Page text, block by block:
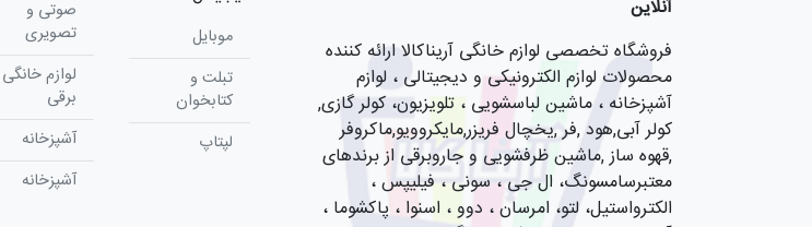
آنلاین
فروشگاه تخصصی لوازم خانگی آریناکالا ارائه کننده
محصولات لوازم الکترونیکی و دیجیتالی ، لوازم
آشپزخانه ، ماشین لباسشویی ، تلویزیون، کولر گازی,
کولر آبی,هود ,فر ,یخچال فریزر,مایکروویو,ماکروفر
,قهوه ساز ,ماشین ظرفشویی و جاروبرقی از برندهای
معتبرسامسونگ، ال جی ، سونی ، فیلیپس ،
الکترواستیل، لتو، امرسان ، دوو ، اسنوا ، پاکشوما ،
موبایل
تبلت و
کتابخوان
لپتاپ
صوتی و
تصویری
لوازم خانگی
برقی
آشپزخانه
آشپزخانه